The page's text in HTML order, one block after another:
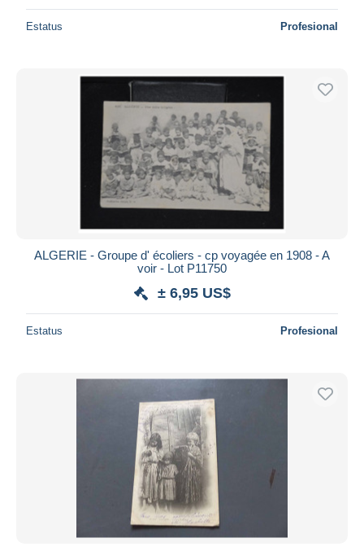
Estatus Profesional
ALGERIE - Groupe d' écoliers - cp voyagée en 1908 - A
voir - Lot P11750
± 6,95 US$
Estatus Profesional